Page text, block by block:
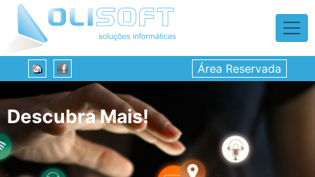
Área Reservada
Descubra Mais!